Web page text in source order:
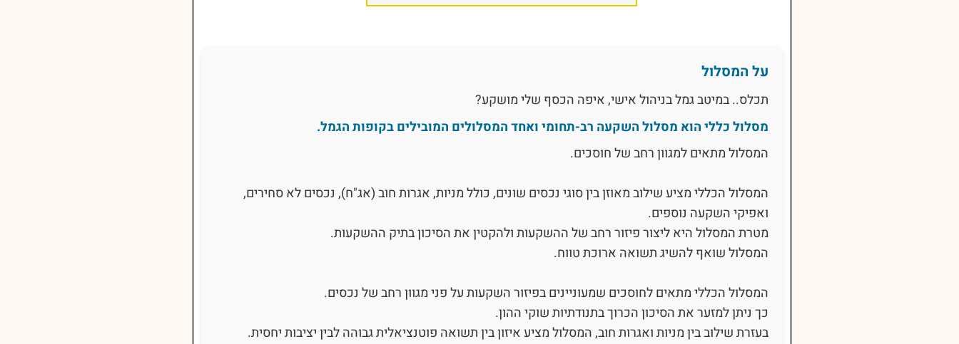
על המסלול
תכלס.. במיטב גמל בניהול אישי, איפה הכסף שלי מושקע?
מסלול כללי הוא מסלול השקעה רב-תחומי ואחד המסלולים המובילים בקופות הגמל.
המסלול מתאים למגוון רחב של חוסכים.
המסלול הכללי מציע שילוב מאוזן בין סוגי נכסים שונים, כולל מניות, אגרות חוב (אג"ח), נכסים לא סחירים,
ואפיקי השקעה נוספים.
מטרת המסלול היא ליצור פיזור רחב של ההשקעות ולהקטין את הסיכון בתיק ההשקעות.
המסלול שואף להשיג תשואה ארוכת טווח.
המסלול הכללי מתאים לחוסכים שמעוניינים בפיזור השקעות על פני מגוון רחב של נכסים.
כך ניתן למזער את הסיכון הכרוך בתנודתיות שוקי ההון.
בעזרת שילוב בין מניות ואגרות חוב, המסלול מציע איזון בין תשואה פוטנציאלית גבוהה לבין יציבות יחסית.